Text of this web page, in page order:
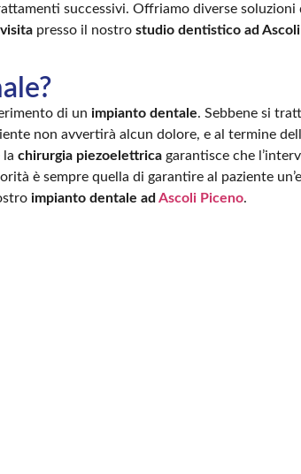
successivi. Offriamo diverse soluzioni
presso il nostro studio dentistico ad
di un impianto dentale. Sebbene si
non avvertirà alcun dolore, e al termine
la chirurgia piezoelettrica garantisce che
è sempre quella di garantire al paziente
impianto dentale ad Ascoli Piceno.